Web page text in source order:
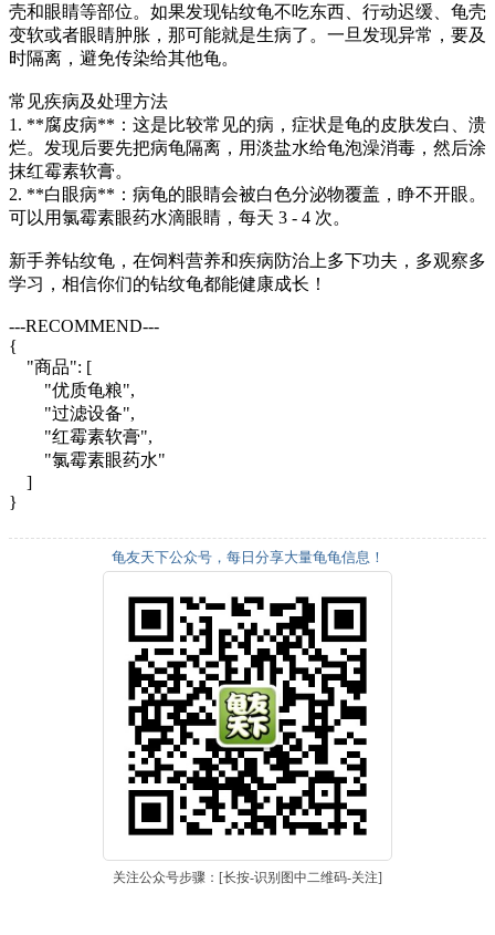
壳和眼睛等部位。如果发现钻纹龟不吃东西、行动迟缓、龟壳
变软或者眼睛肿胀，那可能就是生病了。一旦发现异常，要及
时隔离，避免传染给其他龟。
常见疾病及处理方法
1. **腐皮病**：这是比较常见的病，症状是龟的皮肤发白、溃
烂。发现后要先把病龟隔离，用淡盐水给龟泡澡消毒，然后涂
抹红霉素软膏。
2. **白眼病**：病龟的眼睛会被白色分泌物覆盖，睁不开眼。
可以用氯霉素眼药水滴眼睛，每天 3 - 4 次。
新手养钻纹龟，在饲料营养和疾病防治上多下功夫，多观察多
学习，相信你们的钻纹龟都能健康成长！
---RECOMMEND---
{
"商品": [
"优质龟粮",
"过滤设备",
"红霉素软膏",
"氯霉素眼药水"
]
}
龟友天下公众号，每日分享大量龟龟信息！
关注公众号步骤：[长按-识别图中二维码-关注]